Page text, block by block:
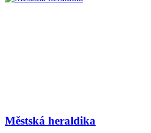
Městská heraldika